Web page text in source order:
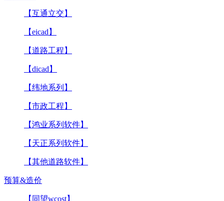
【互通立交】
【eicad】
【道路工程】
【dicad】
【纬地系列】
【市政工程】
【鸿业系列软件】
【天正系列软件】
【其他道路软件】
预算&造价
【同望wcost】